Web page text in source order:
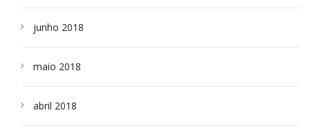
junho 2018
maio 2018
abril 2018